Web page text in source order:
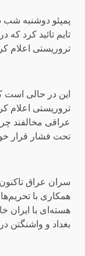
پمپئو دوشنبه شب
تایم تائید کرد
تروریستی اعلام
این در حالی است
تروریستی اعلام
عراقی مخالفند
تحت فشار قرار
سران عراق
همکاری با
هسته‌ای با ایران
بغداد و واشنگتن